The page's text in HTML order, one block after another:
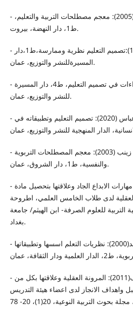
- جرجيس، ميشيل جرجيس(2005): معجم مصطلحات التربية والتعليم،
ط1، دار النهضة، بيروت.
- الحيلة، محمد محمود(1999):تصميم التعليم نظرية وممارسة،ط1،دار
المسيرةللنشر والتوزيع، عمان.
- دروزة، افنان( 2001): اجراءات في تصميم التعليم، ط4، دار المسيرة
للنشر والتوزيع، عمان.
- زاير، سعد علي وجري، عباس (2020): تصميم التعليم وتطبيقاته في
- شحاته، حسن، والنجار، زينب (2003): معجم المصطلحات التربوية
والنفسية، ط1، دار الشروق، عمان.
- عبد، هيثم كامل (2002): مهارات الابداع الجاد وعلاقتها بتحصيل مادة
لدى طلاب الخامس العلمي، اطروحة
التربية للعلوم الصرفة- ابن الهيثم/ جامعة
بغداد.
- عبدالهادي، محمد احمد(2000): نظريات التعلم اسسها وتطبيقاتها
- عبد الوهاب، صلاح شريف(2011): المرونة العقلية وعلاقتها بكل من
واهداف الانجاز لدى اعضاء هيئة التدريس